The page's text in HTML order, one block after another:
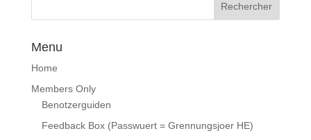
Menu
Home
Members Only
Benotzerguiden
Feedback Box (Passwuert = Grennungsjoer HE)